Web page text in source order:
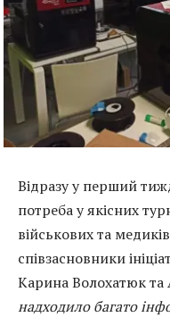
Відразу у перший
потреба у якісних
військових та
співзасновники
Карина Волохатюк та
надходило багато